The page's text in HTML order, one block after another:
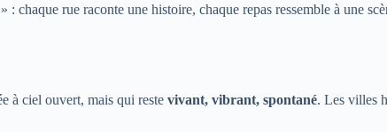
chaque rue raconte une histoire, chaque repas ressemble à une
à ciel ouvert, mais qui reste vivant, vibrant, spontané. Les villes